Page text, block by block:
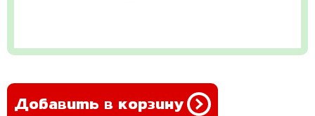
Добавить в корзину